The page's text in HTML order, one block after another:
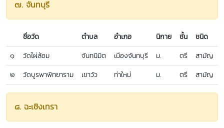
๗. จันทบุรี
ชื่อวัด ตำบล อำเภอ นิกาย ชั้น
ชนิด
๑
วัดไผ่ล้อม จันทนิมิต เมืองจันทบุรี ม. ตรี
สามัญ
๒
วัดบูรพาพิทยาราม เขาวัว ท่าใหม่ ม. ตรี สามัญ
๘. ฉะเชิงเทรา